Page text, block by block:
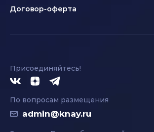
Договор-оферта
Присоединяйтесь!
По вопросам размещения
admin@knay.ru